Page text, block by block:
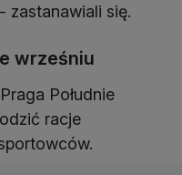
zastanawiali się.
wrześniu
Południe
racje